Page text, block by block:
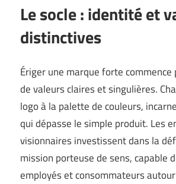
Le socle : identité et
distinctives
Ériger une marque forte
de valeurs claires et singulières.
logo à la palette de couleurs,
qui dépasse le simple produit. Les
visionnaires investissent dans la
mission porteuse de sens, capable
employés et consommateurs